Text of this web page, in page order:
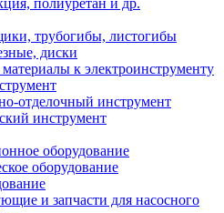
полиуретан и др.
трубогибы, листогибы
диски
к электроинструменту
отделочный инструмент
инструмент
оборудование
оборудование
и запчасти для насосного